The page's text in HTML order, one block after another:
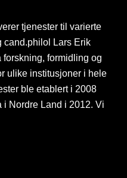
tjenester til varierte
cand.philol Lars Erik
forskning, formidling og
ulike institusjoner i hele
ble etablert i 2008
i Nordre Land i 2012. Vi